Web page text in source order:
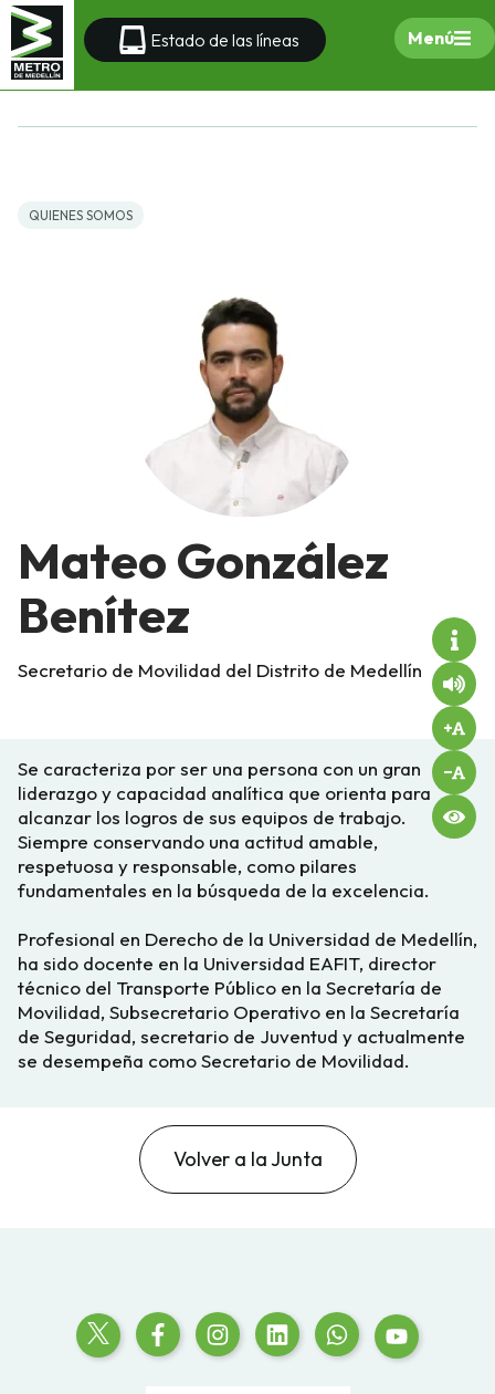
Estado de las líneas Menú
QUIENES SOMOS
Mateo González
Benítez
Secretario de Movilidad del Distrito de Medellín
Se caracteriza por ser una persona con un gran
liderazgo y capacidad analítica que orienta para
alcanzar los logros de sus equipos de trabajo.
Siempre conservando una actitud amable,
respetuosa y responsable, como pilares
fundamentales en la búsqueda de la excelencia.
Profesional en Derecho de la Universidad de Medellín,
ha sido docente en la Universidad EAFIT, director
técnico del Transporte Público en la Secretaría de
Movilidad, Subsecretario Operativo en la Secretaría
de Seguridad, secretario de Juventud y actualmente
se desempeña como Secretario de Movilidad.
Volver a la Junta